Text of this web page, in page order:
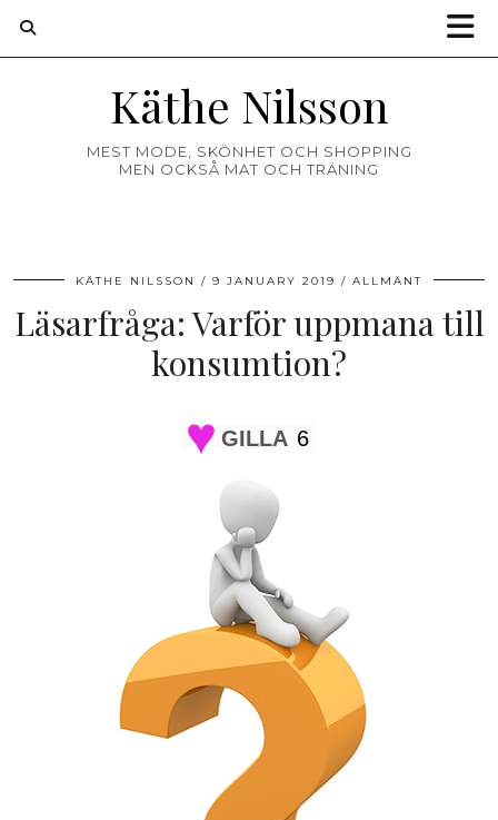
Käthe Nilsson
MEST MODE, SKÖNHET OCH SHOPPING
MEN OCKSÅ MAT OCH TRÄNING
KÄTHE NILSSON 9 JANUARY 2019 ALLMÄNT
Läsarfråga: Varför uppmana till
konsumtion?
GILLA 6